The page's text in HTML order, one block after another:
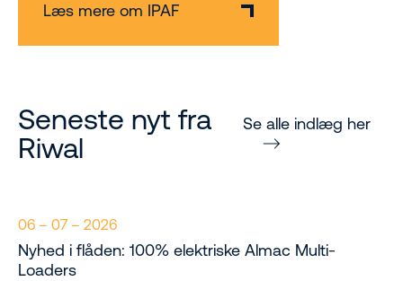
Læs mere om IPAF
Seneste nyt fra
Riwal
Se alle indlæg her
06 – 07 – 2026
Nyhed i flåden: 100% elektriske Almac Multi-
Loaders